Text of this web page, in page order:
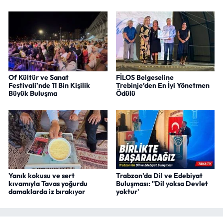
Of Kültür ve Sanat
Festivali’nde 11 Bin Kişilik
Büyük Buluşma
FİLOS Belgeseline
Trebinje’den En İyi Yönetmen
Ödülü
Yanık kokusu ve sert
kıvamıyla Tavas yoğurdu
damaklarda iz bırakıyor
Trabzon’da Dil ve Edebiyat
Buluşması: "Dil yoksa Devlet
yoktur'